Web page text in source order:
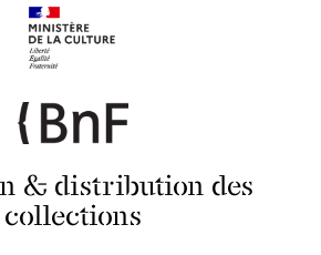
& distribution des
collections